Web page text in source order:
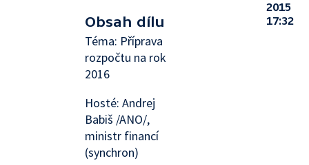
Obsah dílu
Téma: Příprava
rozpočtu na rok
2016
Hosté: Andrej
Babiš /ANO/,
ministr financí
(synchron)
2015
17:32